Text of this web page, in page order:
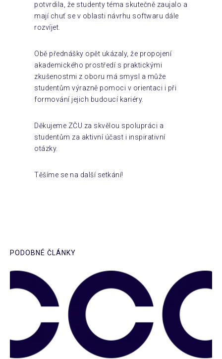
potvrdila, že studenty téma skutečně zaujalo a
mají chuť se v oblasti návrhu softwaru dále
rozvíjet.
Obě přednášky opět ukázaly, že propojení
akademického prostředí s praktickými
zkušenostmi z oboru má smysl a může
studentům výrazně pomoci v orientaci i při
formování jejich budoucí kariéry.
Děkujeme ZČU za skvělou spolupráci a
studentům za aktivní účast i inspirativní
otázky.
Těšíme se na další setkání!
PODOBNÉ ČLÁNKY